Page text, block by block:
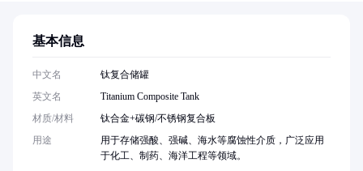
基本信息
中文名
钛复合储罐
英文名
Titanium Composite Tank
材质/材料
钛合金+碳钢/不锈钢复合板
用途
用于存储强酸、强碱、海水等腐蚀性介质，广泛应用
于化工、制药、海洋工程等领域。